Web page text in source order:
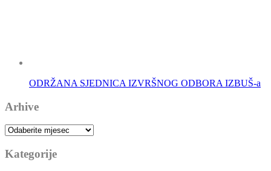
ODRŽANA SJEDNICA IZVRŠNOG ODBORA IZBUŠ-a
Arhive
Arhive
Kategorije